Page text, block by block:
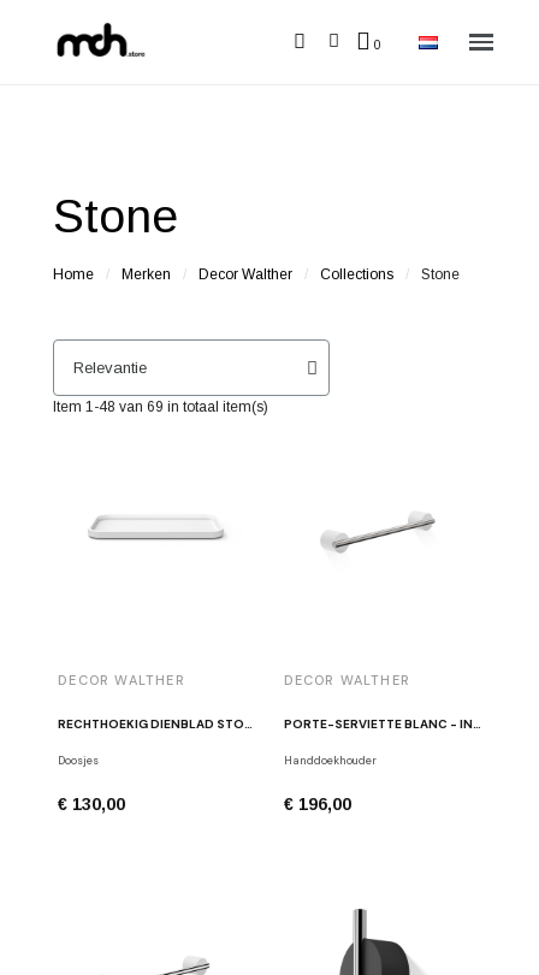
Stone
Home Merken Decor Walther Collections Stone
Item 1-48 van 69 in totaal item(s)
DECOR WALTHER
RECHTHOEKIG DIENBLAD STONE TAB WITTE PORSELEIN
Doosjes
€ 130,00
DECOR WALTHER
PORTE-SERVIETTE BLANC - INOX BROSSÉ STONE HTE
Handdoekhouder
€ 196,00